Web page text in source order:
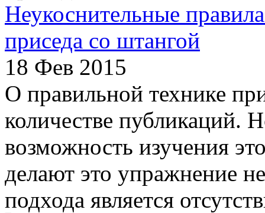
Неукоснительные
приседа со штангой
18 Фев 2015
О правильной технике
количестве публикаций.
возможность изучения
делают это упражнение
подхода является